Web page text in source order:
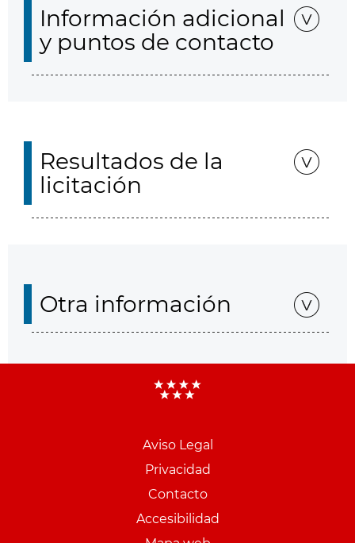
Información adicional
y puntos de contacto
Resultados de la
licitación
Otra información
Aviso Legal
Privacidad
Contacto
Accesibilidad